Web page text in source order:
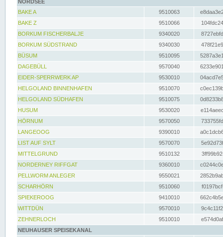
NORDSEE
BAKE A
9510063
BAKE Z
9510066
BORKUM FISCHERBALJE
9340020
BORKUM SÜDSTRAND
9340030
BÜSUM
9510095
DAGEBÜLL
9570040
EIDER-SPERRWERK AP
9530010
HELGOLAND BINNENHAFEN
9510070
HELGOLAND SÜDHAFEN
9510075
HUSUM
9530020
HÖRNUM
9570050
LANGEOOG
9390010
LIST AUF SYLT
9570070
MITTELGRUND
9510132
NORDERNEY RIFFGAT
9360010
PELLWORM ANLEGER
9550021
SCHARHÖRN
9510060
SPIEKEROOG
9410010
WITTDÜN
9570010
ZEHNERLOCH
9510010
NEUHAUSER SPEISEKANAL